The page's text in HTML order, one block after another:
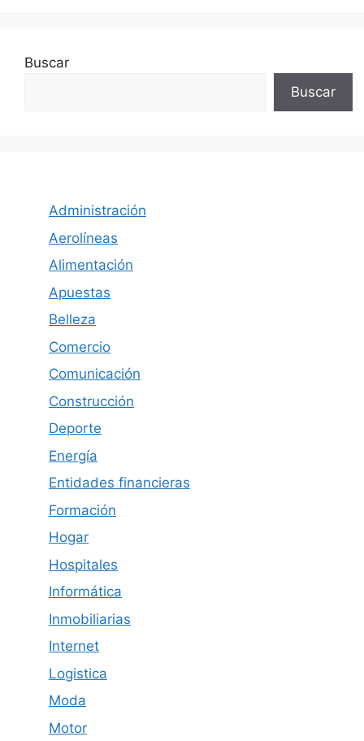
Buscar
Buscar
Administración
Aerolíneas
Alimentación
Apuestas
Belleza
Comercio
Comunicación
Construcción
Deporte
Energía
Entidades financieras
Formación
Hogar
Hospitales
Informática
Inmobiliarias
Internet
Logistica
Moda
Motor